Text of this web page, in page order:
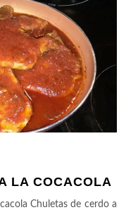
LA COCACOLA
Chuletas de cerdo a